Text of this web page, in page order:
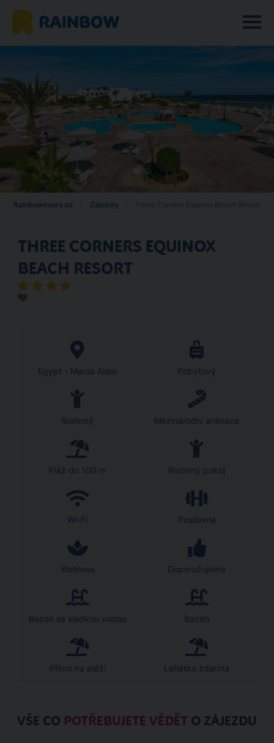
Rainbowtours.cz Zájezdy
THREE CORNERS EQUINOX
BEACH RESORT
Egypt - Marsa Alam Pobytový
Rodinný Mezinárodní animace
Pláž do 100 m Rodinný pokoj
Wi-Fi Posilovna
Wellness Doporučujeme
Bazén se sladkou vodou Bazén
Přímo na pláži Lehátka zdarma
VŠE CO POTŘEBUJETE VĚDĚT O ZÁJEZDU